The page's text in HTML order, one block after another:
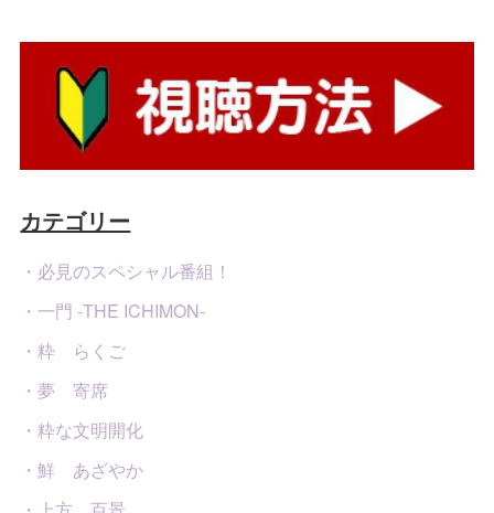
カテゴリー
・必見のスペシャル番組！
・一門 -THE ICHIMON-
・粋 らくご
・夢 寄席
・粋な文明開化
・鮮 あざやか